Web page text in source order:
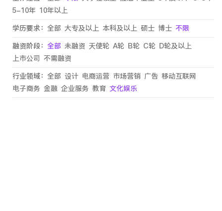
5-10年 10年以上
学历要求： 全部 大专及以上 本科及以上 硕士 博士 不限
融资阶段： 全部 未融资 天使轮 A轮 B轮 C轮 D轮及以上
上市公司 不需融资
行业领域： 全部 设计 电商运营 市场营销 广告 移动互联网
电子商务 金融 企业服务 教育 文化娱乐